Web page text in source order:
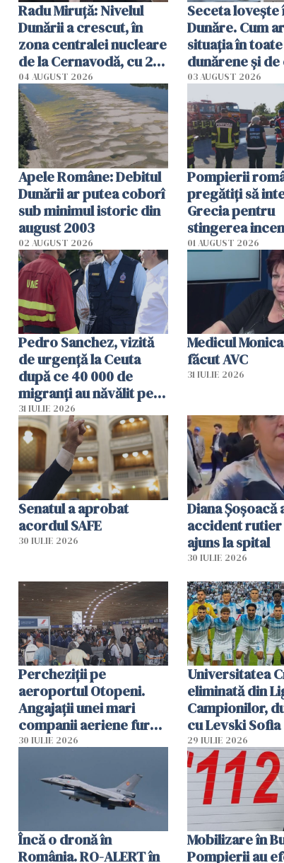
Radu Miruţă: Nivelul
Dunării a crescut, în
zona centralei nucleare
de la Cernavodă, cu 2
cm faţă de ziua trecută
04 AUGUST 2026
Seceta
Dunăre. Cum
situația în
dunărene și de
România
efectele, deși a
în iulie
03 AUGUST 2026
Apele Române: Debitul
Dunării ar putea coborî
sub minimul istoric din
august 2003
02 AUGUST 2026
Pompierii
pregătiţi să
Grecia pentru
stingerea
01 AUGUST 2026
Pedro Sanchez, vizită
de urgență la Ceuta
după ce 40 000 de
migranți au năvălit pe
teritoriul spaniol: „Vom
mobiliza toate
resursele"
31 IULIE 2026
Medicul
făcut AVC
31 IULIE 2026
Senatul a aprobat
acordul SAFE
30 IULIE 2026
Diana Șoșoacă
accident rutier
ajuns la spital
30 IULIE 2026
Percheziții pe
aeroportul Otopeni.
Angajații unei mari
companii aeriene furau
parfumuri, ceasuri și
vânzării
30 IULIE 2026
Universitatea
eliminată din
Campionilor,
cu Levski Sofia
29 IULIE 2026
Încă o dronă în
România. RO-ALERT în
Mobilizare în
Pompierii au